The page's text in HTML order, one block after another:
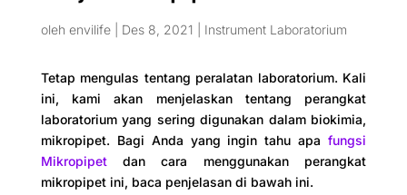
oleh envilife| Des 8, 2021 Instrument Laboratorium
Tetap mengulas tentang peralatan laboratorium. Kali
ini, kami akan menjelaskan tentang perangkat
laboratorium yang sering digunakan dalam biokimia,
mikropipet. Bagi Anda yang ingin tahu apafungsi
Mikropipetdan cara menggunakan perangkat
mikropipet ini, baca penjelasan di bawah ini.